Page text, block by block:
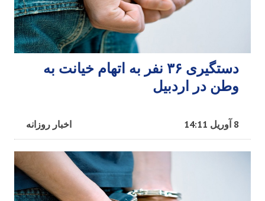
دستگیری ۳۶ نفر به اتهام خیانت به
وطن در اردبیل
اخبار روزانه 8 آوریل 14:11